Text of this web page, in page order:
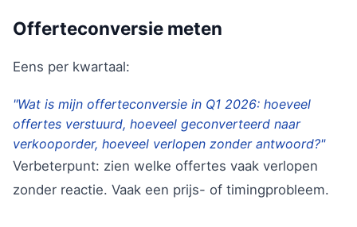
Offerteconversie meten
Eens per kwartaal:
"Wat is mijn offerteconversie in Q1 2026: hoeveel
offertes verstuurd, hoeveel geconverteerd naar
verkooporder, hoeveel verlopen zonder antwoord?"
Verbeterpunt: zien welke offertes vaak verlopen
zonder reactie. Vaak een prijs- of timingprobleem.